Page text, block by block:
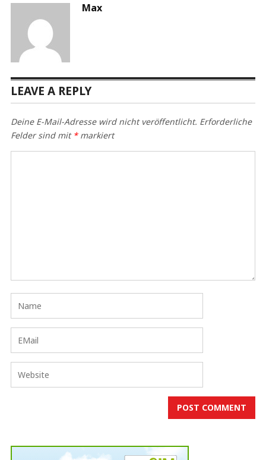
Max
LEAVE A REPLY
Deine E-Mail-Adresse wird nicht veröffentlicht. Erforderliche
Felder sind mit *markiert